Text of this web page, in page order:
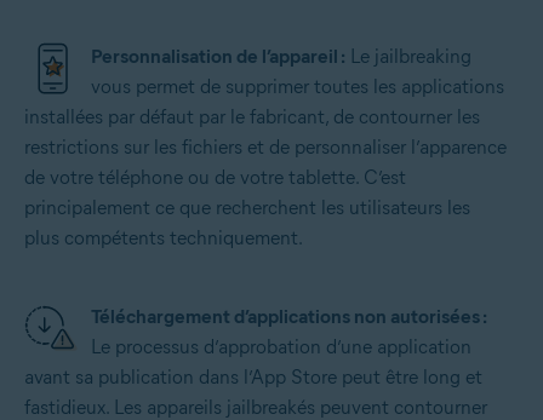
Personnalisation de l’appareil : Le jailbreaking
vous permet de supprimer toutes les applications
installées par défaut par le fabricant, de contourner les
restrictions sur les fichiers et de personnaliser l’apparence
de votre téléphone ou de votre tablette. C’est
principalement ce que recherchent les utilisateurs les
plus compétents techniquement.
Téléchargement d’applications non autorisées :
Le processus d’approbation d’une application
avant sa publication dans l’App Store peut être long et
fastidieux. Les appareils jailbreakés peuvent contourner